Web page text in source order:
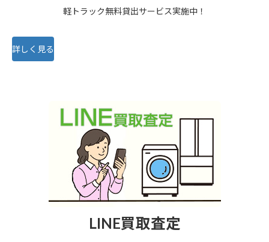
軽トラック無料貸出サービス実施中！
詳しく見る
LINE買取査定